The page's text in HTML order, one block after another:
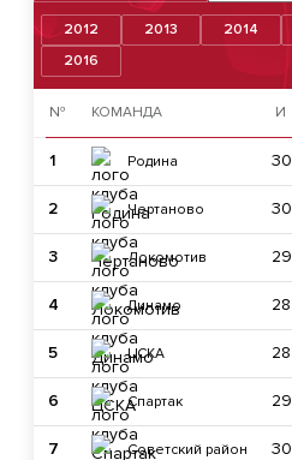
2012 2013 2014
2016
№ КОМАНДА И
1 Родина 30
2 Чертаново 30
3 Локомотив 29
4 Динамо 28
5 ЦСКА 28
6 Спартак 29
7 Советский район 30